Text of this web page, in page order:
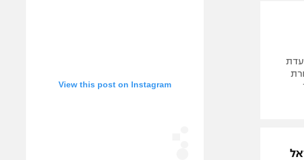
View this post on Instagram